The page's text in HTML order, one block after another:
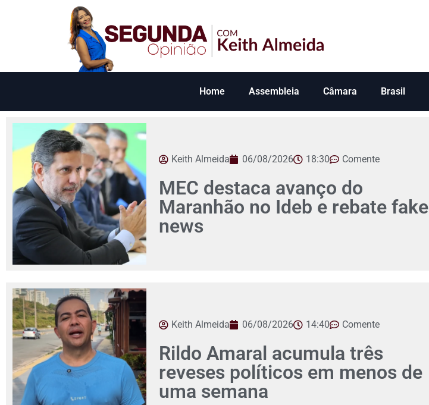
Home Assembleia Câmara Brasil
Keith Almeida 06/08/2026 18:30 Comente
MEC destaca avanço do
Maranhão no Ideb e rebate fake
news
Keith Almeida 06/08/2026 14:40 Comente
Rildo Amaral acumula três
reveses políticos em menos de
uma semana